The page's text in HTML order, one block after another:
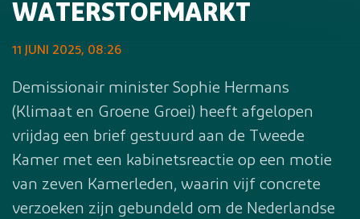
WATERSTOFMARKT
11 JUNI 2025, 08:26
Demissionair minister Sophie Hermans
(Klimaat en Groene Groei) heeft afgelopen
vrijdag een brief gestuurd aan de Tweede
Kamer met een kabinetsreactie op een motie
van zeven Kamerleden, waarin vijf concrete
verzoeken zijn gebundeld om de Nederlandse